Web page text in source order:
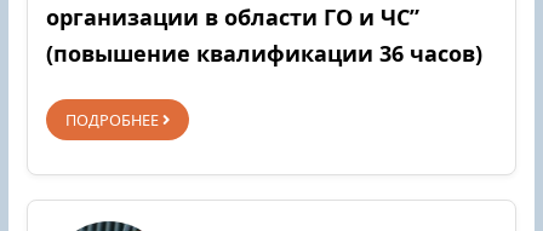
организации в области ГО и ЧС”
(повышение квалификации 36 часов)
ПОДРОБНЕЕ